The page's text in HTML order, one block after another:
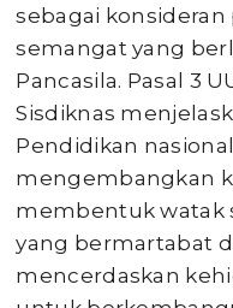
sebagai
semangat yang
Pancasila. Pasal 3
Sisdiknas
Pendidikan
mengembangkan
membentuk watak
yang bermartabat
mencerdaskan